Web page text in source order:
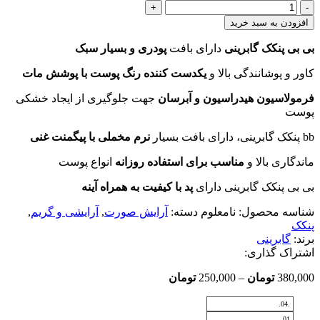
پنکک
گابرینی
عدد
افزودن به سبد خرید
بی بی پنکک گابرینی دارای بافت پودری و بسیار سبک
کاور و پوشانندگی بالا و یکدست کننده رنگ پوست با پوشش مات
فرمولاسیون هیدراسیون و آبرسان جهت جلوگیری از ایجاد خشکی
پوست
bb پنکک گابرینی، دارای بافت بسیار نرم مخملی با پیگمنت غنی
ماندگاری بالا و مناسب برای استفاده روزانه انواع پوست
بی بی پنکک گابرینی دارای پد با کیفیت به همراه آینه
شناسه محصول: نامعلوم دسته: آرایش صورت, آرایشی و گریم,
پنکک
برند: گابرینی
اشتراک گذاری:
380,000 تومان –
250,000 تومان
.04.